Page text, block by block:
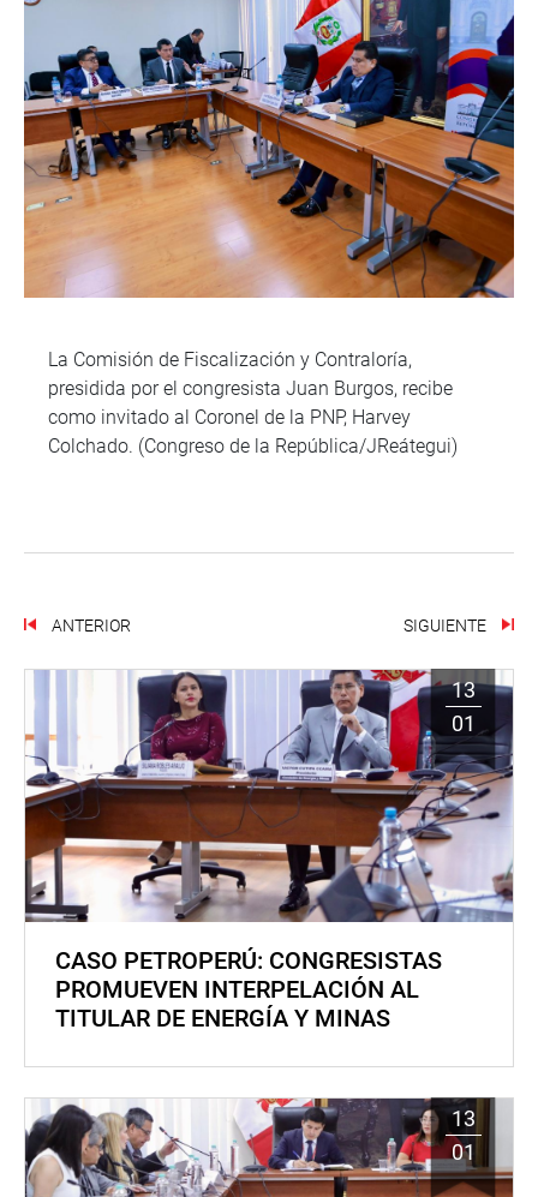
La Comisión de Fiscalización y Contraloría,
presidida por el congresista Juan Burgos, recibe
como invitado al Coronel de la PNP, Harvey
Colchado. (Congreso de la República/JReátegui)
ANTERIOR SIGUIENTE
13
01
CASO PETROPERÚ: CONGRESISTAS
PROMUEVEN INTERPELACIÓN AL
TITULAR DE ENERGÍA Y MINAS
13
01